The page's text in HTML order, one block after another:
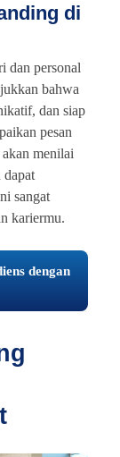
di
dan personal
bahwa
dan siap
pesan
menilai
dapat
sangat
kariermu.
dengan